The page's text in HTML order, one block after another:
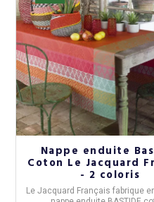
Nappe enduite
Coton Le Jacquard
- 2 coloris
Le Jacquard Françaisfabrique